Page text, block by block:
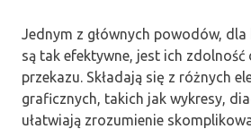
Jednym z głównych powodów,
są tak efektywne, jest ich zdolność
przekazu. Składają się z różnych
graficznych, takich jak wykresy,
ułatwiają zrozumienie